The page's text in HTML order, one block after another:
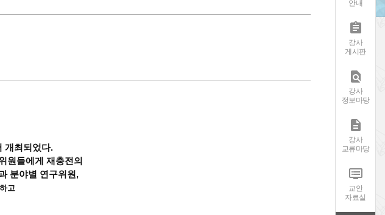
개최되었다.
원들에게 재충전의
분야별 연구위원,
고
안내

강사
게시판

강사
정보마당

강사
교류마당

교안
자료실